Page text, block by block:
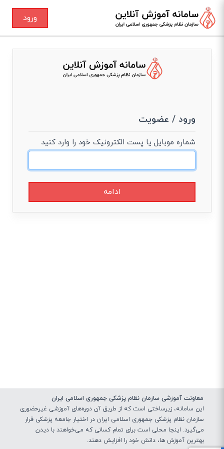
ورود
ورود / عضویت
شماره موبایل یا پست الکترونیک خود را وارد کنید
ادامه
معاونت آموزشی سازمان نظام پزشکی جمهوری اسلامی ایران
این سامانه، زیرساختی‌ است که از طریق آن دوره‌های آموزشی غیرحضوری
سازمان نظام پزشکی جمهوری اسلامی ایران در اختیار جامعه پزشکی قرار
می‌گیرد. اینجا محلی است برای تمام کسانی که می‌خواهند با دیدن
بهترین آموزش ها، دانش خود را افزایش دهند.